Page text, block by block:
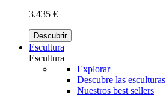
3.435 €
Descubrir
Escultura
Escultura
Explorar
Descubre las esculturas
Nuestros best sellers